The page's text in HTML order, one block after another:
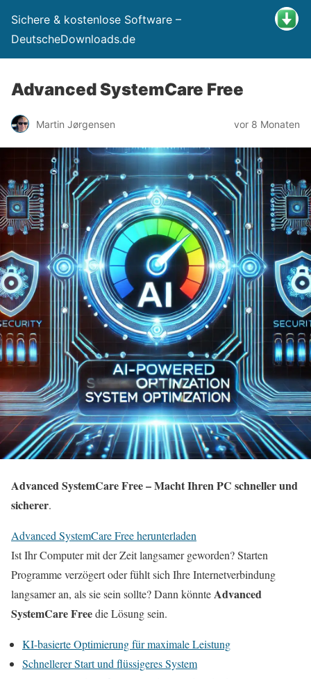
Sichere & kostenlose Software –
DeutscheDownloads.de
Advanced SystemCare Free
Martin Jørgensen vor 8 Monaten
Advanced SystemCare Free – Macht Ihren PC schneller und
sicherer.
Advanced SystemCare Free herunterladen
Ist Ihr Computer mit der Zeit langsamer geworden? Starten
Programme verzögert oder fühlt sich Ihre Internetverbindung
langsamer an, als sie sein sollte? Dann könnteAdvanced
SystemCare Freedie Lösung sein.
KI-basierte Optimierung für maximale Leistung
Schnellerer Start und flüssigeres System